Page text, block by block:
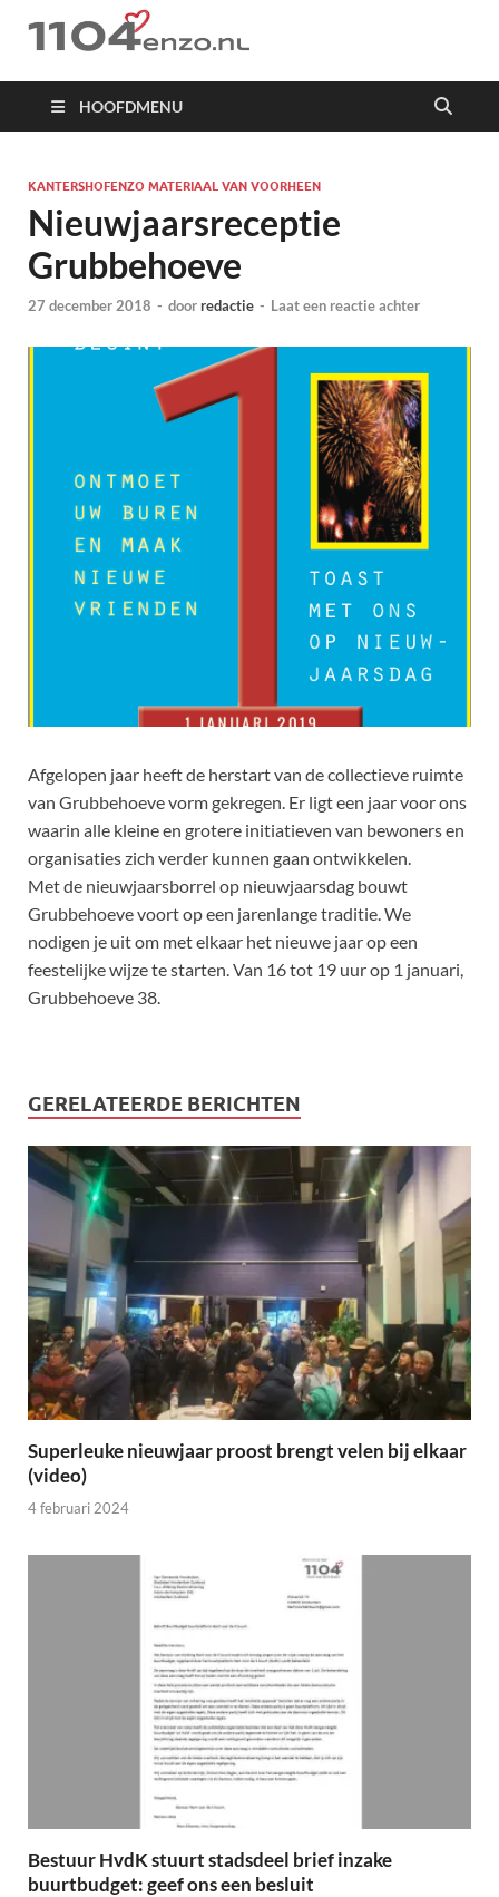
1104 en zo
HOOFDMENU
KANTERSHOFENZO MATERIAAL VAN VOORHEEN
Nieuwjaarsreceptie
Grubbehoeve
27 december 2018 - doorredactie - Laat een reactie achter
Afgelopen jaar heeft de herstart van de collectieve ruimte
van Grubbehoeve vorm gekregen. Er ligt een jaar voor ons
waarin alle kleine en grotere initiatieven van bewoners en
organisaties zich verder kunnen gaan ontwikkelen.
Met de nieuwjaarsborrel op nieuwjaarsdag bouwt
Grubbehoeve voort op een jarenlange traditie. We
nodigen je uit om met elkaar het nieuwe jaar op een
feestelijke wijze te starten. Van 16 tot 19 uur op 1 januari,
Grubbehoeve 38.
GERELATEERDE BERICHTEN
Superleuke nieuwjaar proost brengt velen bij elkaar
(video)
4 februari 2024
Bestuur HvdK stuurt stadsdeel brief inzake
buurtbudget: geef ons een besluit